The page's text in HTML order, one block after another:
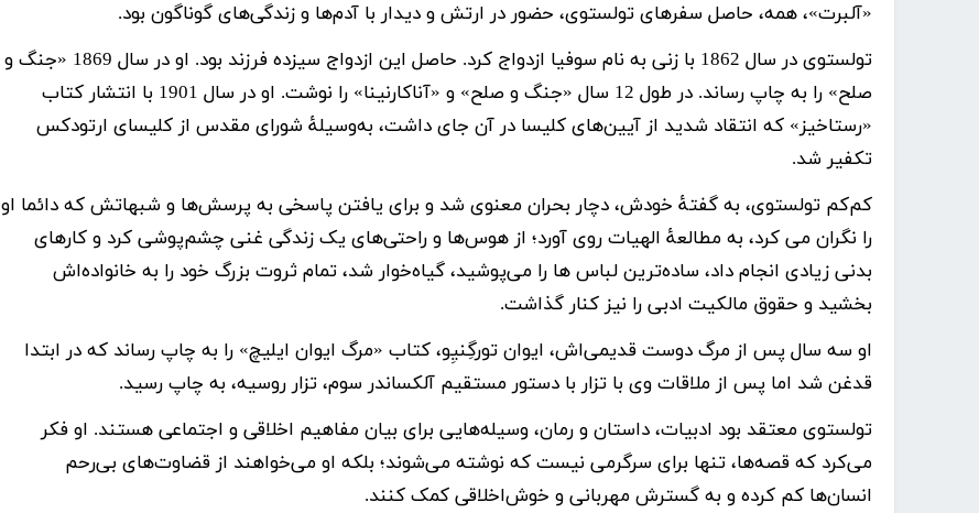
«آلبرت»، همه، حاصل سفرهای تولستوی، حضور در ارتش و دیدار با آدم‌ها و زندگی‌های گوناگون بود.
تولستوی
در سال 1862 با زنی به نام سوفیا ازدواج کرد. حاصل این ازدواج سیزده فرزند بود. او در سال 1869 «جنگ و
صلح» را به چاپ رساند. در طول 12 سال «جنگ و صلح» و «آناکارنینا» را نوشت. او در سال 1901 با انتشار کتاب
«رستاخیز» که انتقاد شدید از آیین‌های کلیسا در آن جای داشت، به‌وسیلۀ شورای مقدس از کلیسای ارتودکس
تکفیر شد.
کم‌کم تولستوی، به گفتۀ خودش، دچار بحران معنوی شد و برای یافتن پاسخی به پرسش‌ها و شبهاتش که دائما او
را نگران می کرد، به مطالعۀ الهیات روی آورد؛ از هوس‌ها و راحتی‌های یک زندگی غنی چشم‌پوشی کرد و کارهای
بدنی زیادی انجام داد، ساده‌ترین لباس ها را می‌پوشید، گیاه‌خوار شد، تمام ثروت بزرگ خود را به خانواده‌اش
بخشید و حقوق مالکیت ادبی را نیز کنار گذاشت.
او سه سال پس از مرگ دوست قدیمی‌اش، ایوان تورگِنیِو، کتاب «مرگ ایوان ایلیچ» را به چاپ رساند که در ابتدا
قدغن شد اما پس از ملاقات وی با تزار با دستور مستقیم آلکساندر سوم، تزار روسیه، به چاپ رسید.
تولستوی معتقد بود ادبیات، داستان و رمان، وسیله‌هایی برای بیان مفاهیم اخلاقی و اجتماعی هستند. او فکر
می‌کرد که قصه‌ها، تنها برای سرگرمی نیست که نوشته می‌شوند؛ بلکه او می‌خواهند از قضاوت‌های بی‌رحم
انسان‌ها کم کرده و به گسترش مهربانی و خوش‌اخلاقی کمک کنند.